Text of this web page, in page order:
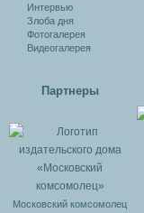
Интервью
Злоба дня
Фотогалерея
Видеогалерея
Партнеры
Московский комсомолец